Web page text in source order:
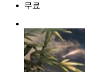
무료